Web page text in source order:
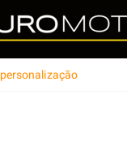
personalização